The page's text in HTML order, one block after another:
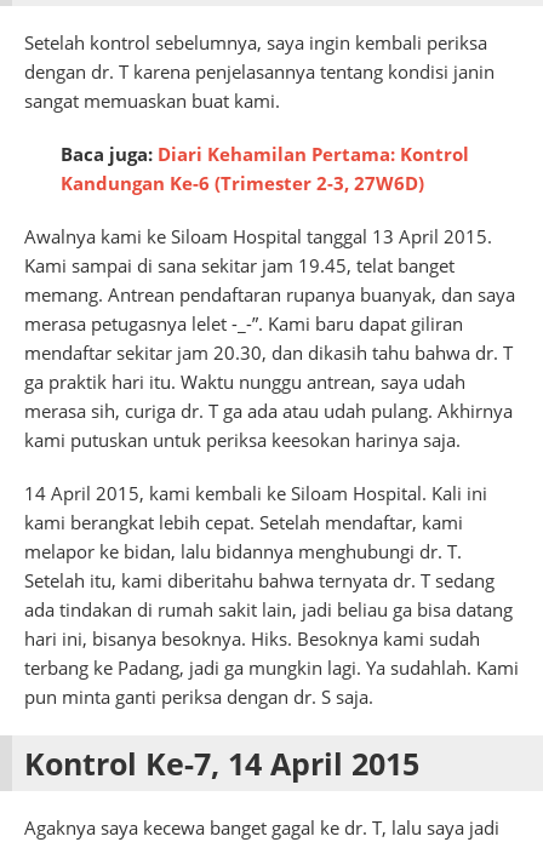
Setelah kontrol sebelumnya, saya ingin kembali periksa
dengan dr. T karena penjelasannya tentang kondisi janin
sangat memuaskan buat kami.
Baca juga: Diari Kehamilan Pertama: Kontrol
Kandungan Ke-6 (Trimester 2-3, 27W6D)
Awalnya kami ke Siloam Hospital tanggal 13 April 2015.
Kami sampai di sana sekitar jam 19.45, telat banget
memang. Antrean pendaftaran rupanya buanyak, dan saya
merasa petugasnya lelet -_-”. Kami baru dapat giliran
mendaftar sekitar jam 20.30, dan dikasih tahu bahwa dr. T
ga praktik hari itu. Waktu nunggu antrean, saya udah
merasa sih, curiga dr. T ga ada atau udah pulang. Akhirnya
kami putuskan untuk periksa keesokan harinya saja.
14 April 2015, kami kembali ke Siloam Hospital. Kali ini
kami berangkat lebih cepat. Setelah mendaftar, kami
melapor ke bidan, lalu bidannya menghubungi dr. T.
Setelah itu, kami diberitahu bahwa ternyata dr. T sedang
ada tindakan di rumah sakit lain, jadi beliau ga bisa datang
hari ini, bisanya besoknya. Hiks. Besoknya kami sudah
terbang ke Padang, jadi ga mungkin lagi. Ya sudahlah. Kami
pun minta ganti periksa dengan dr. S saja.
Kontrol Ke-7, 14 April 2015
Agaknya saya kecewa banget gagal ke dr. T, lalu saya jadi